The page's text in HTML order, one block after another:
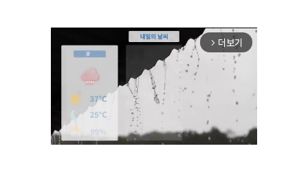
arrow_forward_ios 더보기